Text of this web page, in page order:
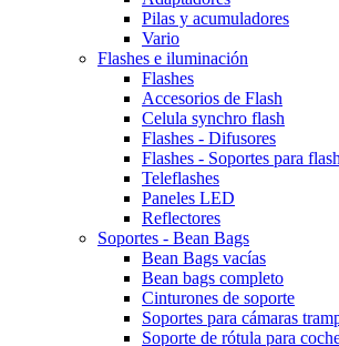
Pilas y acumuladores
Vario
Flashes e iluminación
Flashes
Accesorios de Flash
Celula synchro flash
Flashes - Difusores
Flashes - Soportes para flash
Teleflashes
Paneles LED
Reflectores
Soportes - Bean Bags
Bean Bags vacías
Bean bags completo
Cinturones de soporte
Soportes para cámaras
Soporte de rótula para